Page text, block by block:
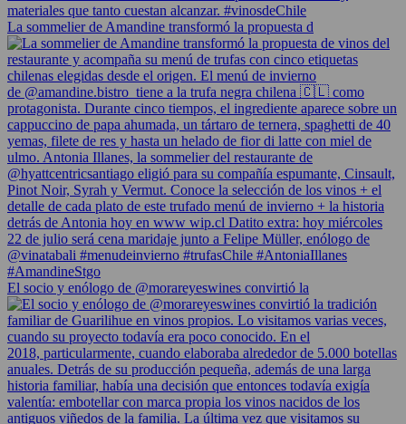
La sommelier de Amandine transformó la propuesta d
El socio y enólogo de @morareyeswines convirtió la